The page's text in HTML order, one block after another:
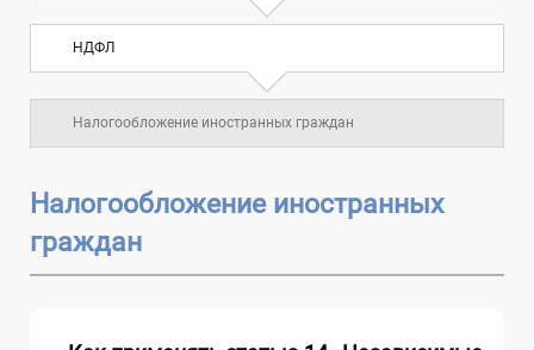
НДФЛ
Налогообложение иностранных граждан
Налогообложение иностранных
граждан